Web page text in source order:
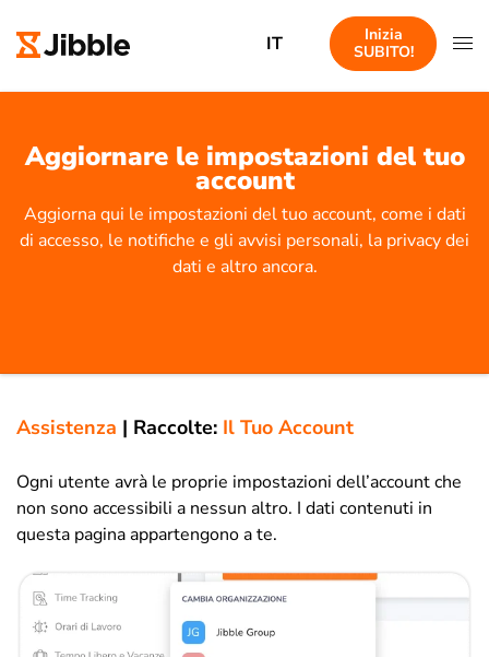
IT
Inizia
SUBITO!
Aggiornare le impostazioni del tuo
account
Aggiorna qui le impostazioni del tuo account, come i dati
di accesso, le notifiche e gli avvisi personali, la privacy dei
dati e altro ancora.
Assistenza | Raccolte: Il Tuo Account
Ogni utente avrà le proprie impostazioni dell’account che
non sono accessibili a nessun altro. I dati contenuti in
questa pagina appartengono a te.